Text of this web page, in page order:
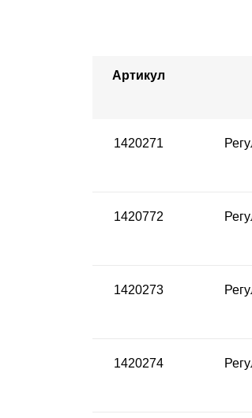
Артикул
1420271
1420772
1420273
1420274